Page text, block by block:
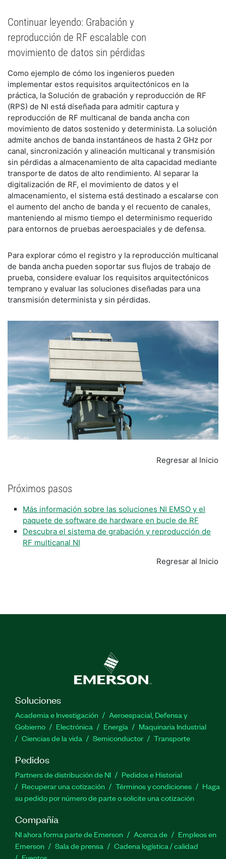
Continuar leyendo: Grabación y
reproducción de RF escalable con
movimiento de datos sin pérdidas
Como ejemplo de cómo los ingenieros pueden
implementar estos requisitos arquitectónicos en la
práctica, la Solución de grabación y reproducción de RF
(RPS) de NI está diseñada para admitir captura y
reproducción de RF multicanal de banda ancha con
movimiento de datos sostenido y determinista. La solución
admite anchos de banda instantáneos de hasta 2 GHz por
canal, sincronización y alineación multicanal y transmisión
sin pérdidas a almacenamiento de alta capacidad mediante
transporte de datos de alto rendimiento. Al separar la
digitalización de RF, el movimiento de datos y el
almacenamiento, el sistema está destinado a escalarse con
el aumento del ancho de banda y el recuento de canales,
manteniendo al mismo tiempo el determinismo requerido
para entornos de pruebas aeroespaciales y de defensa.
Para explorar cómo el registro y la reproducción multicanal
de banda ancha pueden soportar sus flujos de trabajo de
prueba, considere evaluar los requisitos arquitectónicos
temprano y evaluar las soluciones diseñadas para una
transmisión determinista y sin pérdidas.
Regresar al Inicio
Próximos pasos
Más información sobre las soluciones NI EMSO y el
paquete de software de hardware en bucle de RF
Descubra el sistema de grabación y reproducción de
RF multicanal NI
Regresar al Inicio
Soluciones
Academia e Investigación
Aeroespacial, Defensa y
Gobierno
Electrónica Energía
Maquinaria Industrial
Ciencias de la vida
Semiconductor Transporte
Pedidos
Partners de distribución de NI
Pedidos e Historial
Recuperar una cotización
Términos y condiciones
Haga
su pedido por número de parte o solicite una cotización
Compañía
NI ahora forma parte de Emerson Acerca de
Empleos en
Emerson
Sala de prensa
Cadena logística / calidad